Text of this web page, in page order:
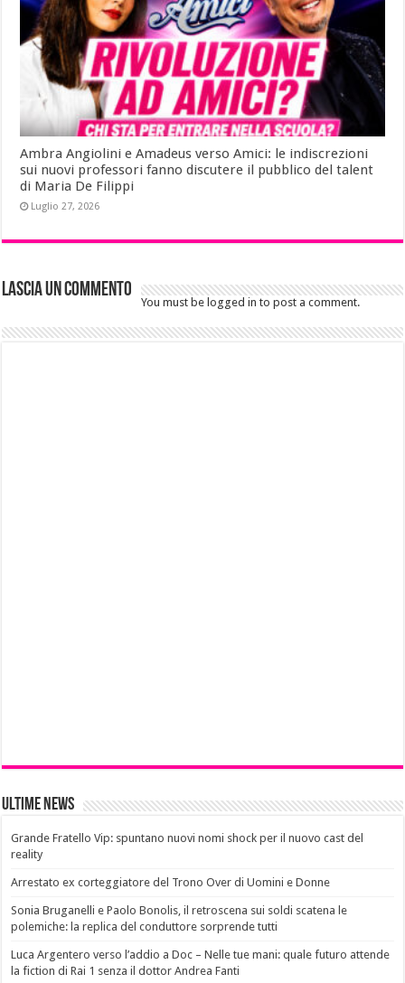
Ambra Angiolini e Amadeus verso Amici: le indiscrezioni
sui nuovi professori fanno discutere il pubblico del talent
di Maria De Filippi
Luglio 27, 2026
Lascia un commento
You must be logged in to post a comment.
Ultime News
Grande Fratello Vip: spuntano nuovi nomi shock per il nuovo cast del
reality
Arrestato ex corteggiatore del Trono Over di Uomini e Donne
Sonia Bruganelli e Paolo Bonolis, il retroscena sui soldi scatena le
polemiche: la replica del conduttore sorprende tutti
Luca Argentero verso l’addio a Doc – Nelle tue mani: quale futuro attende
la fiction di Rai 1 senza il dottor Andrea Fanti